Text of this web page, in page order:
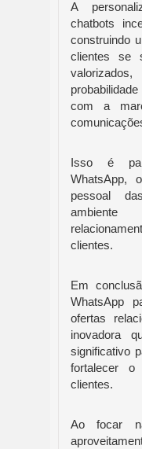
A
chatbots
construindo
clientes se
com a
Isso é
WhatsApp,
pessoal
ambiente
clientes.
Em
WhatsApp
ofertas
inovadora
significativo
fortalecer o
clientes.
Ao focar